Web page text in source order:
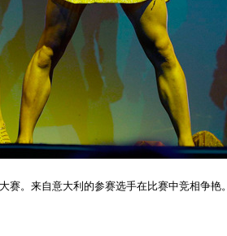
赛。来自意大利的参赛选手在比赛中竞相争艳。